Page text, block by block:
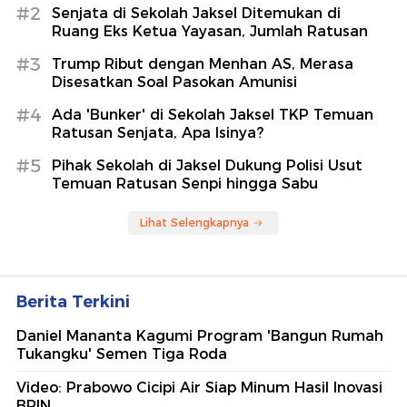
#2
Senjata di Sekolah Jaksel Ditemukan di
Ruang Eks Ketua Yayasan, Jumlah Ratusan
#3
Trump Ribut dengan Menhan AS, Merasa
Disesatkan Soal Pasokan Amunisi
#4
Ada 'Bunker' di Sekolah Jaksel TKP Temuan
Ratusan Senjata, Apa Isinya?
#5
Pihak Sekolah di Jaksel Dukung Polisi Usut
Temuan Ratusan Senpi hingga Sabu
Lihat Selengkapnya
Berita Terkini
Daniel Mananta Kagumi Program 'Bangun Rumah
Tukangku' Semen Tiga Roda
Video: Prabowo Cicipi Air Siap Minum Hasil Inovasi